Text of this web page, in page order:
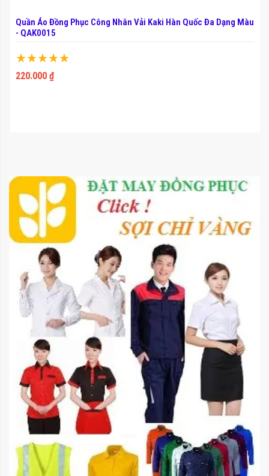
Quần Áo Đồng Phục Công Nhân Vải Kaki Hàn Quốc Đa Dạng Màu
- QAK0015
Xếp hạng:
100%
220.000 ₫